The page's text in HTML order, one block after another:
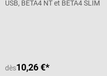
USB, BETA4 NT et BETA4 SLIM
dès10,26 €*